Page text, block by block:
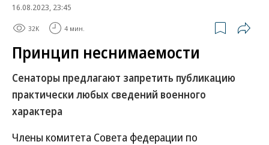
16.08.2023, 23:45
32K 4 мин.
Принцип неснимаемости
Сенаторы предлагают запретить публикацию
практически любых сведений военного
характера
Члены комитета Совета федерации по